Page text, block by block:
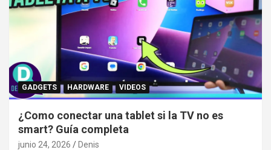
GADGETS HARDWARE VIDEOS
¿Como conectar una tablet si la TV no es
smart? Guía completa
junio 24, 2026 Denis